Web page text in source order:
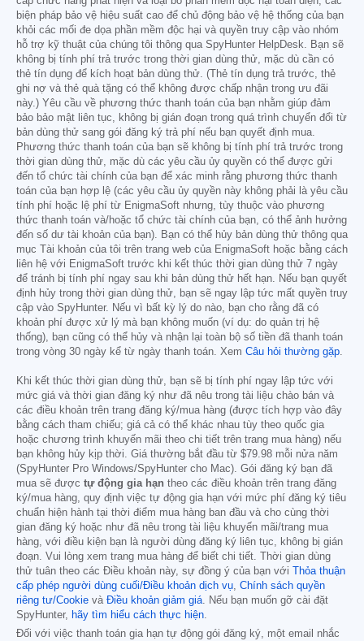
biện pháp bảo vệ hiệu suất cao để chủ động bảo vệ hệ thống của bạn
khỏi các mối đe dọa phần mềm độc hại và quyền truy cập vào nhóm
hỗ trợ kỹ thuật của chúng tôi thông qua SpyHunter HelpDesk. Bạn sẽ
không bị tính phí trả trước trong thời gian dùng thử, mặc dù cần có
thẻ tín dụng để kích hoạt bản dùng thử. (Thẻ tín dụng trả trước, thẻ
ghi nợ và thẻ quà tặng có thể không được chấp nhận trong ưu đãi
này.) Yêu cầu về phương thức thanh toán của bạn nhằm giúp đảm
bảo bảo mật liên tục, không bị gián đoạn trong quá trình chuyển đổi từ
bản dùng thử sang gói đăng ký trả phí nếu bạn quyết định mua.
Phương thức thanh toán của bạn sẽ không bị tính phí trả trước trong
thời gian dùng thử, mặc dù các yêu cầu ủy quyền có thể được gửi
đến tổ chức tài chính của bạn để xác minh rằng phương thức thanh
toán của bạn hợp lệ (các yêu cầu ủy quyền này không phải là yêu cầu
tính phí hoặc lệ phí từ EnigmaSoft nhưng, tùy thuộc vào phương
thức thanh toán và/hoặc tổ chức tài chính của bạn, có thể ảnh hưởng
đến số dư tài khoản của bạn). Bạn có thể hủy bản dùng thử thông qua
mục Tài khoản của tôi trên trang web của EnigmaSoft hoặc bằng cách
liên hệ với EnigmaSoft trước khi kết thúc thời gian dùng thử 7 ngày
để tránh bị tính phí ngay sau khi bản dùng thử hết hạn. Nếu bạn quyết
định hủy trong thời gian dùng thử, bạn sẽ ngay lập tức mất quyền truy
cập vào SpyHunter. Nếu vì bất kỳ lý do nào, bạn cho rằng đã có
khoản phí được xử lý mà bạn không muốn (ví dụ: do quản trị hệ
thống), bạn cũng có thể hủy và nhận lại toàn bộ số tiền đã thanh toán
trong vòng 30 ngày kể từ ngày thanh toán. Xem Câu hỏi thường gặp.
Khi kết thúc thời gian dùng thử, bạn sẽ bị tính phí ngay lập tức với
mức giá và thời gian đăng ký như đã nêu trong tài liệu chào bán và
các điều khoản trên trang đăng ký/mua hàng (được tích hợp vào đây
bằng cách tham chiếu; giá cả có thể khác nhau tùy theo quốc gia
hoặc chương trình khuyến mãi theo chi tiết trên trang mua hàng) nếu
bạn không hủy kịp thời. Giá thường bắt đầu từ $79.98 mỗi nửa năm
(SpyHunter Pro Windows/SpyHunter cho Mac). Gói đăng ký bạn đã
mua sẽ được tự động gia hạn theo các điều khoản trên trang đăng
ký/mua hàng, quy định việc tự động gia hạn với mức phí đăng ký tiêu
chuẩn hiện hành tại thời điểm mua hàng ban đầu và cho cùng thời
gian đăng ký hoặc như đã nêu trong tài liệu khuyến mãi/trang mua
hàng, với điều kiện bạn là người dùng đăng ký liên tục, không bị gián
đoạn. Vui lòng xem trang mua hàng để biết chi tiết. Thời gian dùng
thử tuân theo các Điều khoản này, sự đồng ý của bạn với
Thỏa thuận
cấp phép người dùng cuối/Điều khoản dịch vụ, Chính sách quyền
riêng tư/Cookie và Điều khoản giảm giá. Nếu bạn muốn gỡ cài đặt
SpyHunter, hãy tìm hiểu cách thực hiện.
Đối với việc thanh toán gia hạn tự động gói đăng ký, một email nhắc